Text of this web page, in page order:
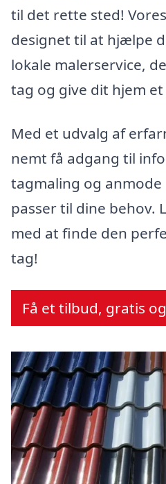
til det rette sted!
designet til at hjælpe
lokale malerservice,
tag og give dit hjem
Med et udvalg af
nemt få adgang til
tagmaling og
passer til dine behov.
med at finde den
tag!
Få et tilbud, gratis